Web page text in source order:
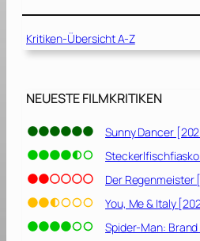
o
u
[
0
1
]
Kritiken-Übersicht A-Z
NEUESTE FILMKRITIKEN
Sunny Dancer
Der Regenmeister
You, Me & Italy
Spider-Man: